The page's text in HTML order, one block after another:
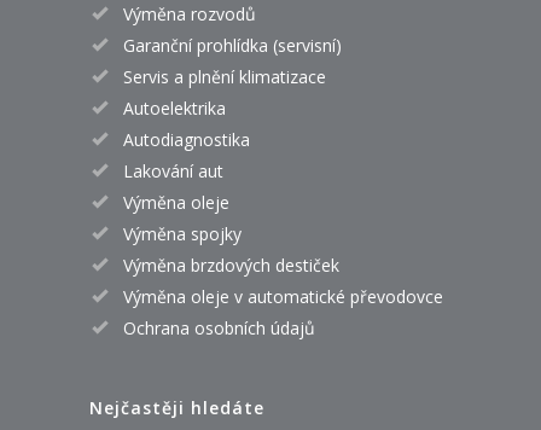
Výměna rozvodů
Garanční prohlídka (servisní)
Servis a plnění klimatizace
Autoelektrika
Autodiagnostika
Lakování aut
Výměna oleje
Výměna spojky
Výměna brzdových destiček
Výměna oleje v automatické převodovce
Ochrana osobních údajů
Nejčastěji hledáte